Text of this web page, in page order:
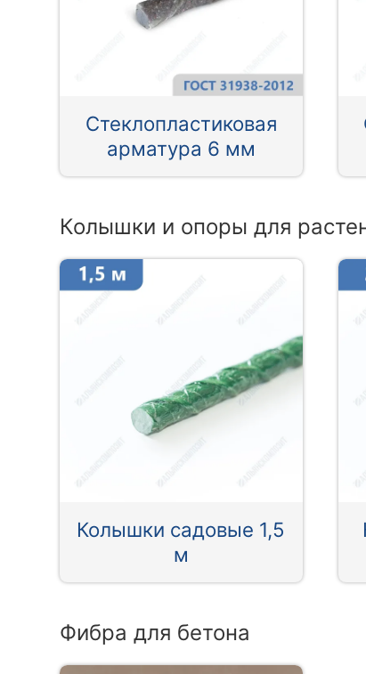
Стеклопластиковая
арматура 6 мм
Колышки и опоры для
Колышки садовые 1,5
м
Фибра для бетона